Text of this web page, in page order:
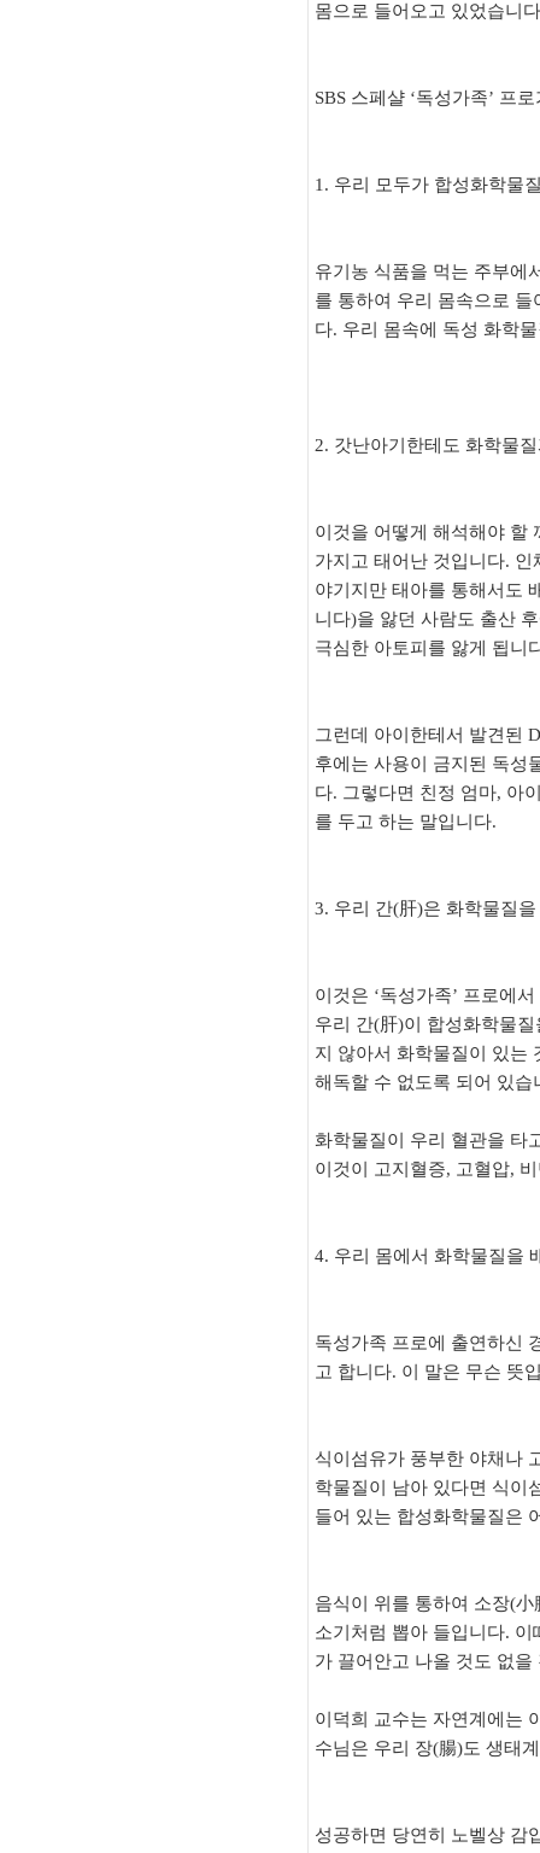
몸으로 들어오고 있었습니
SBS 스페샬 ‘독성가족’ 프
1. 우리 모두가 합성화학물
유기농 식품을 먹는 주부에
를 통하여 우리 몸속으로
다. 우리 몸속에 독성 화학
2. 갓난아기한테도 화학물
이것을 어떻게 해석해야 할
가지고 태어난 것입니다.
야기지만 태아를 통해서도
니다)을 앓던 사람도 출산
극심한 아토피를 앓게 됩니
그런데 아이한테서 발견된
후에는 사용이 금지된 독성
다. 그렇다면 친정 엄마, 아
를 두고 하는 말입니다.
3. 우리 간(肝)은 화학물질
이것은 ‘독성가족’ 프로에
우리 간(肝)이 합성화학물
지 않아서 화학물질이 있는
해독할 수 없도록 되어 있습
화학물질이 우리 혈관을 타
이것이 고지혈증, 고혈압,
4. 우리 몸에서 화학물질을
독성가족 프로에 출연하신
고 합니다. 이 말은 무슨 뜻
식이섬유가 풍부한 야채나
학물질이 남아 있다면 식이
들어 있는 합성화학물질은
음식이 위를 통하여 소장(
소기처럼 뽑아 들입니다.
가 끌어안고 나올 것도 없을
이덕희 교수는 자연계에는
수님은 우리 장(腸)도 생태
성공하면 당연히 노벨상 감